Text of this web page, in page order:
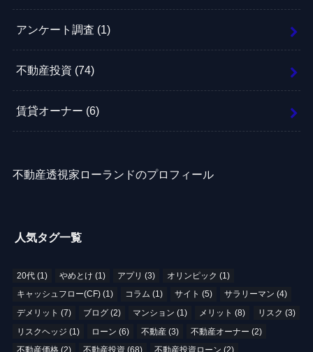
アンケート調査 (1)
不動産投資 (74)
賃貸オーナー (6)
不動産透視家ローランドのプロフィール
人気タグ一覧
20代(1) やめとけ (1) アプリ (3) オリンピック (1)
キャッシュフロー(CF)(1) コラム (1) サイト (5) サラリーマン (4)
デメリット (7) ブログ (2) マンション (1) メリット (8) リスク (3)
リスクヘッジ (1) ローン (6) 不動産 (3) 不動産オーナー (2)
不動産価格(2) 不動産投資 (68) 不動産投資ローン (2)